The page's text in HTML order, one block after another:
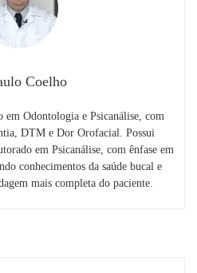
Coelho
em Odontologia e Psicanálise, com
DTM e Dor Orofacial. Possui
em Psicanálise, com ênfase em
conhecimentos da saúde bucal e
mais completa do paciente.